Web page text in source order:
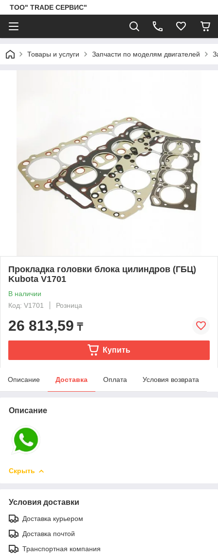
ТОО" TRADE СЕРВИС"
Товары и услуги Запчасти по моделям двигателей
Прокладка головки блока цилиндров (ГБЦ)
Kubota V1701
В наличии
Код: V1701
Розница
26 813,59 ₸
Купить
Описание Доставка Оплата Условия возврата
Описание
Скрыть
Условия доставки
Доставка курьером
Доставка почтой
Транспортная компания